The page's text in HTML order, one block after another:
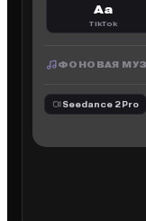
Aa
TikTok
ФОНОВАЯ
Seedance 2 Pro